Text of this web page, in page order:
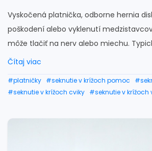
Vyskočená platnička, odborne hernia
poškodení alebo vyklenutí
môže tlačiť na nerv alebo miechu.
Čítaj viac
#platničky #seknutie v krížoch pomoc
#seknutie v krížoch cviky #seknutie v krížoch